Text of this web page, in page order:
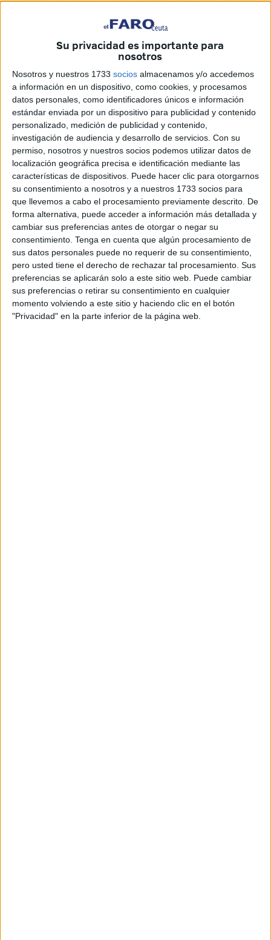
Su privacidad es importante para
nosotros
Nosotros y nuestros 1733 socios almacenamos y/o accedemos
a información en un dispositivo, como cookies, y procesamos
datos personales, como identificadores únicos e información
estándar enviada por un dispositivo para publicidad y contenido
personalizado, medición de publicidad y contenido,
investigación de audiencia y desarrollo de servicios. Con su
permiso, nosotros y nuestros socios podemos utilizar datos de
localización geográfica precisa e identificación mediante las
características de dispositivos. Puede hacer clic para otorgarnos
su consentimiento a nosotros y a nuestros 1733 socios para
que llevemos a cabo el procesamiento previamente descrito. De
forma alternativa, puede acceder a información más detallada y
cambiar sus preferencias antes de otorgar o negar su
consentimiento. Tenga en cuenta que algún procesamiento de
sus datos personales puede no requerir de su consentimiento,
pero usted tiene el derecho de rechazar tal procesamiento. Sus
preferencias se aplicarán solo a este sitio web. Puede cambiar
sus preferencias o retirar su consentimiento en cualquier
momento volviendo a este sitio y haciendo clic en el botón
"Privacidad" en la parte inferior de la página web.
Miércoles trágico en Ceuta. La Guardia Civil ha
recuperado el cadáver de otro joven en el mar, solo horas
después de que esta misma mañana se localizara el
cuerpo sin vida de una nueva víctima de la inmigración
la playa de San Amaro.
Este segundocadáverha sido localizado pasadas las tres
de la tarde, a la altura del Morabito del Sarchal por
miembros de Marsave. Se trata de un joven que vestía
ropa de calle (camiseta de color rojo) y llevaba aletas.
Los componentes del Servicio de Socorrismo en las
playas han sido los que han alertado de su presencia a la
Guardia Civil, activándose de inmediato el Servicio
Marítimo, así como el Grupo Especial de Actividades
Subacuáticas (GEAS).